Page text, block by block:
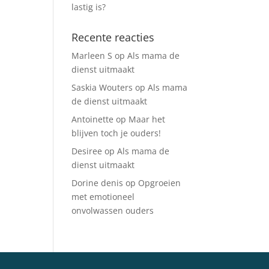
lastig is?
Recente reacties
Marleen S opAls mama de
dienst uitmaakt
Saskia Wouters opAls mama
de dienst uitmaakt
Antoinette op Maar het
blijven toch je ouders!
Desiree opAls mama de
dienst uitmaakt
Dorine denis op Opgroeien
met emotioneel
onvolwassen ouders